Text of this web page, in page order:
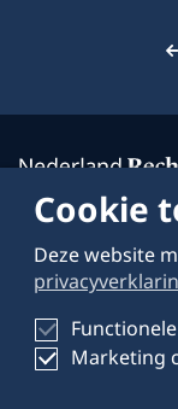
Over deze
Schrijven voor
Privacyverklaring
Cookie
Deze website
Marketing